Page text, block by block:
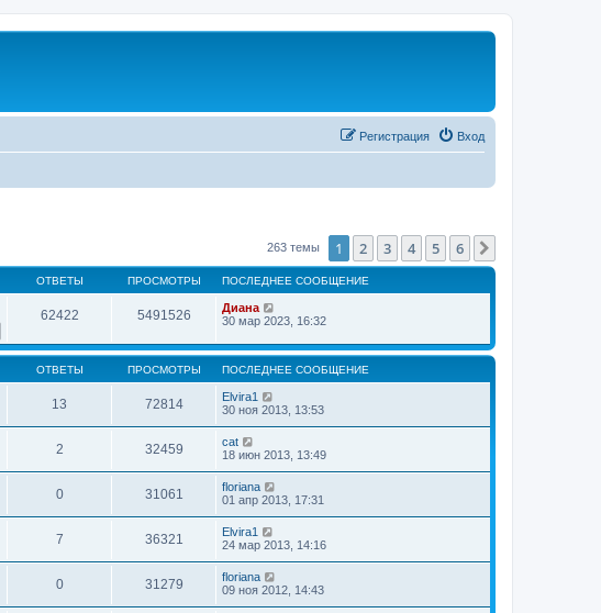
Вход
Регистрация
263 темы 1 2 3 4 5 6
ОТВЕТЫ ПРОСМОТРЫ ПОСЛЕДНЕЕ СООБЩЕНИЕ
62422 5491526
Диана
30 мар 2023, 16:32
ОТВЕТЫ ПРОСМОТРЫ ПОСЛЕДНЕЕ СООБЩЕНИЕ
13 72814
Elvira1
30 ноя 2013, 13:53
2 32459
cat
18 июн 2013, 13:49
0 31061
floriana
01 апр 2013, 17:31
7 36321
Elvira1
24 мар 2013, 14:16
0 31279
floriana
09 ноя 2012, 14:43